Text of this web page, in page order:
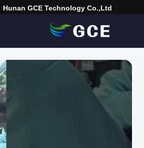
Hunan GCE Technology Co.,Ltd